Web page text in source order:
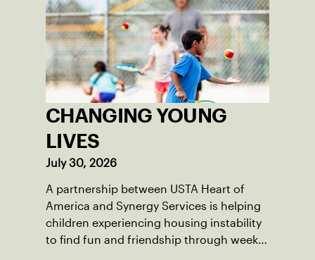
CHANGING YOUNG
LIVES
July 30, 2026
A partnership between USTA Heart of
America and Synergy Services is helping
children experiencing housing instability
to find fun and friendship through weekly